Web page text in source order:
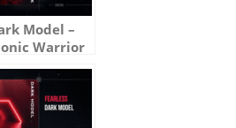
Model –
Warrior